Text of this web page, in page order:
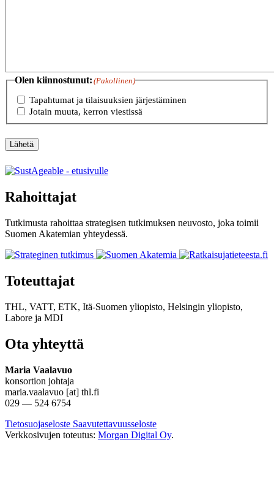
Olen kiinnostunut: (Pakollinen)
Tapahtumat ja tilaisuuksien järjestäminen
Jotain muuta, kerron viestissä
Lähetä
Rahoittajat
Tutkimusta rahoittaa strategisen tutkimuksen neuvosto, joka toimii
Suomen Akatemian yhteydessä.
Toteuttajat
THL, VATT, ETK, Itä-Suomen yliopisto, Helsingin yliopisto,
Labore ja MDI
Ota yhteyttä
Maria Vaalavuo
konsortion johtaja
maria.vaalavuo [at] thl.fi
029 — 524 6754
Tietosuojaseloste Saavutettavuusseloste
Verkkosivujen toteutus: Morgan Digital Oy.